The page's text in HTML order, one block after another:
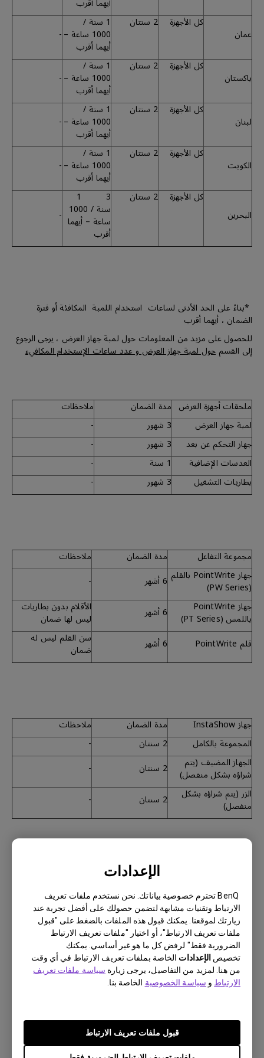
الإعدادات
BenQ تحترم خصوصية بياناتك. نحن نستخدم ملفات تعريف
الارتباط وتقنيات مشابهة لتضمن حصولك على أفضل تجربة عند
زيارتك لموقعنا. يمكنك قبول هذه الملفات بالضغط على "قبول
ملفات تعريف الارتباط"، أو اختيار "ملفات تعريف الارتباط
الضرورية فقط" لرفض كل ما هو غير أساسي. يمكنك
تخصيص الإعدادات الخاصة بملفات تعريف الارتباط في أي وقت
من هنا. لمزيد من التفاصيل، يرجى زيارة سياسة ملفات تعريف
الارتباط و سياسة الخصوصية الخاصة بنا.
قبول ملفات تعريف الارتباط
عمان
كل الأجهزة 2 سنتان 1 سنة /
1000 ساعة –
أيهما أقرب
-
باكستان
كل الأجهزة 2 سنتان 1 سنة /
1000 ساعة –
أيهما أقرب
-
لبنان
كل الأجهزة 2 سنتان 1 سنة /
1000 ساعة –
أيهما أقرب
-
الكويت
كل الأجهزة 2 سنتان 1 سنة /
1000 ساعة –
أيهما أقرب
-
البحرين
كل الأجهزة 2 سنتان 3 1
سنة / 1000
ساعة – أيهما
أقرب
-
*بناءً على الحد الأدنى لساعات استخدام اللمبة المكافئة أو فترة
الضمان ، أيهما أقرب
للحصول على مزيد من المعلومات حول لمبة جهاز العرض ، يرجى الرجوع
إلى القسم حول لمبة جهاز العرض و عدد ساعات الإستخدام المكافيء
ملحقات أجهزة العرض مدة الضمان
ملاحظات
لمبة جهاز العرض
3 شهور
-
جهاز التحكم عن بعد
3 شهور
-
العدسات الإضافية
1 سنة
-
بطاريات التشغيل
3 شهور -
مجموعة التفاعل مدة الضمان
ملاحظات
جهاز PointWrite بالقلم
(PW Series) 6 أشهر
-
جهاز PointWrite
باللمس (PT Series) 6 أشهر الأقلام بدون بطاريات
ليس لها ضمان
قلم PointWrite
6 أشهر سن القلم ليس له
ضمان
جهاز InstaShow مدة الضمان
ملاحظات
المجموعة بالكامل
2 سنتان
-
الجهاز المضيف (يتم
شراؤه بشكل منفصل) 2 سنتان
-
الزر (يتم شراؤه بشكل
منفصل) 2 سنتان -
مدة الضمان
جهاز QCast (QP
Series) 12 شهر
-
مجموعة البث اللاسلكي
عالي الدقة (WDP
Series)
12 شهر -
الملحقات الأخرى والقطع الإستهلاكية